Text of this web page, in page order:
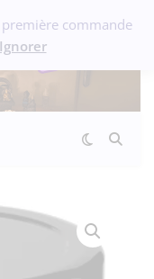
commande
Ignorer